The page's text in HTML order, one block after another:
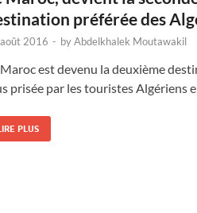
préférée des
2016 - byAbdelkhalek Moutawakil
est devenu la deuxième
prisée par les touristes Algériens
PLUS